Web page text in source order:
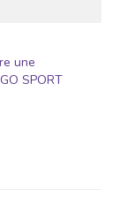
une
SPORT